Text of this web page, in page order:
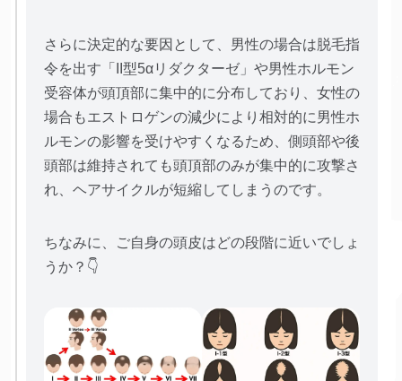
さらに決定的な要因として、男性の場合は脱毛指
令を出す「II型5αリダクターゼ」や男性ホルモン
受容体が頭頂部に集中的に分布しており、女性の
場合もエストロゲンの減少により相対的に男性ホ
ルモンの影響を受けやすくなるため、側頭部や後
頭部は維持されても頭頂部のみが集中的に攻撃さ
れ、ヘアサイクルが短縮してしまうのです。
ちなみに、ご自身の頭皮はどの段階に近いでしょ
うか？👇